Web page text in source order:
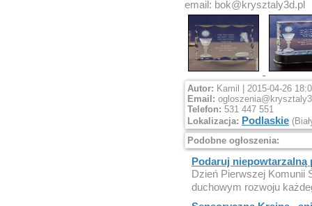
email: bok@krysztaly3d.pl
Autor: Kamil | 2015-04-26
Email:
Telefon: 531 447 551
Lokalizacja: Podlaskie
Podobne ogłoszenia:
Podaruj niepowtarzalną
Dzień Pierwszej Komunii
duchowym rozwoju